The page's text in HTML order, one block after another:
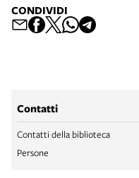
CONDIVIDI
Contatti
Contatti della biblioteca
Persone